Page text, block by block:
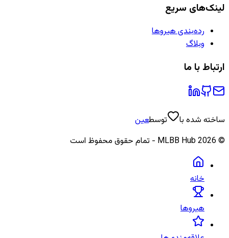
لینک‌های سریع
رده‌بندی هیروها
وبلاگ
ارتباط با ما
ساخته شده با توسطعین
©
2026
خانه
هیروها